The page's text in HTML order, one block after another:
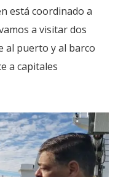
está coordinado a
a visitar dos
al puerto y al barco
a capitales